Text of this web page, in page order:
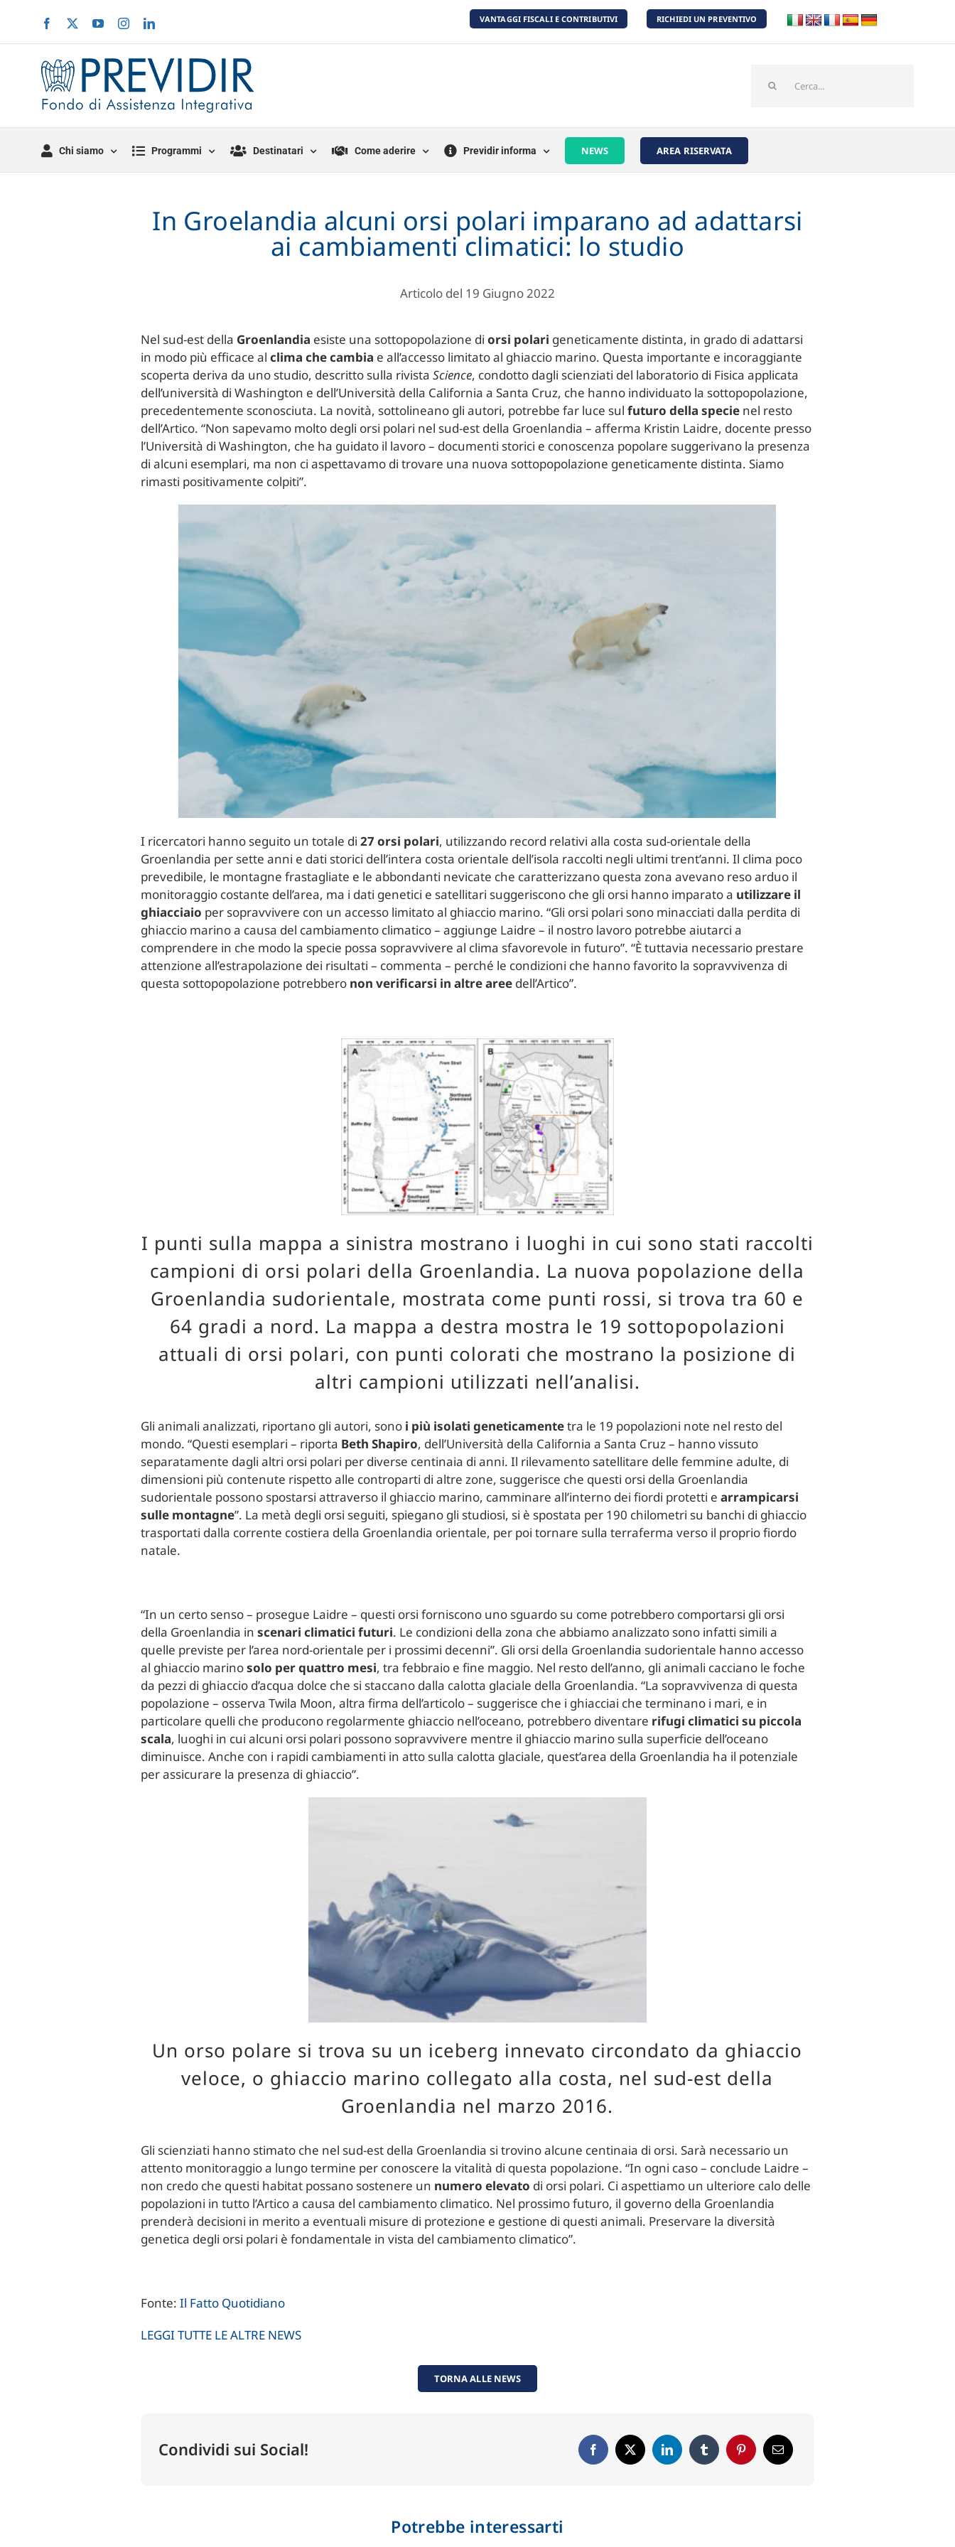
contenuto
Facebook
X YouTubeInstagramLinkedIn VANTAGGI FISCALI E CONTRIBUTIVI RICHIEDI UN PREVENTIVO
per:
Chi siamo Programmi Destinatari Come aderire Previdir informa NEWS AREA RISERVATA
In Groelandia alcuni orsi polari imparano ad adattarsi
ai cambiamenti climatici: lo studio
Articolo del 19 Giugno 2022
Nel sud-est della Groenlandia esiste una sottopopolazione diorsi polari geneticamente distinta, in grado di adattarsi
in modo più efficace alclima che cambia e all’accesso limitato al ghiaccio marino. Questa importante e incoraggiante
scoperta deriva da uno studio, descritto sulla rivistaScience, condotto dagli scienziati del laboratorio di Fisica applicata
dell’università di Washington e dell’Università della California a Santa Cruz, che hanno individuato la sottopopolazione,
precedentemente sconosciuta. La novità, sottolineano gli autori, potrebbe far luce sul futuro della specie nel resto
dell’Artico. “Non sapevamo molto degli orsi polari nel sud-est della Groenlandia – afferma Kristin Laidre, docente presso
l’Università di Washington, che ha guidato il lavoro – documenti storici e conoscenza popolare suggerivano la presenza
di alcuni esemplari, ma non ci aspettavamo di trovare una nuova sottopopolazione geneticamente distinta. Siamo
rimasti positivamente colpiti”.
I ricercatori hanno seguito un totale di27 orsi polari, utilizzando record relativi alla costa sud-orientale della
Groenlandia per sette anni e dati storici dell’intera costa orientale dell’isola raccolti negli ultimi trent’anni. Il clima poco
prevedibile, le montagne frastagliate e le abbondanti nevicate che caratterizzano questa zona avevano reso arduo il
monitoraggio costante dell’area, ma i dati genetici e satellitari suggeriscono che gli orsi hanno imparato a utilizzare il
ghiacciaio per sopravvivere con un accesso limitato al ghiaccio marino. “Gli orsi polari sono minacciati dalla perdita di
ghiaccio marino a causa del cambiamento climatico – aggiunge Laidre – il nostro lavoro potrebbe aiutarci a
comprendere in che modo la specie possa sopravvivere al clima sfavorevole in futuro”. “È tuttavia necessario prestare
attenzione all’estrapolazione dei risultati – commenta – perché le condizioni che hanno favorito la sopravvivenza di
questa sottopopolazione potrebbero non verificarsi in altre aree dell’Artico”.
I punti sulla mappa a sinistra mostrano i luoghi in cui sono stati raccolti
campioni di orsi polari della Groenlandia. La nuova popolazione della
Groenlandia sudorientale, mostrata come punti rossi, si trova tra 60 e
64 gradi a nord. La mappa a destra mostra le 19 sottopopolazioni
attuali di orsi polari, con punti colorati che mostrano la posizione di
altri campioni utilizzati nell’analisi.
Gli animali analizzati, riportano gli autori, sono i più isolati geneticamentetra le 19 popolazioni note nel resto del
mondo. “Questi esemplari – riporta Beth Shapiro, dell’Università della California a Santa Cruz – hanno vissuto
separatamente dagli altri orsi polari per diverse centinaia di anni. Il rilevamento satellitare delle femmine adulte, di
dimensioni più contenute rispetto alle controparti di altre zone, suggerisce che questi orsi della Groenlandia
sudorientale possono spostarsi attraverso il ghiaccio marino, camminare all’interno dei fiordi protetti earrampicarsi
sulle montagne”. La metà degli orsi seguiti, spiegano gli studiosi, si è spostata per 190 chilometri su banchi di ghiaccio
trasportati dalla corrente costiera della Groenlandia orientale, per poi tornare sulla terraferma verso il proprio fiordo
natale.
“In un certo senso – prosegue Laidre – questi orsi forniscono uno sguardo su come potrebbero comportarsi gli orsi
della Groenlandia inscenari climatici futuri. Le condizioni della zona che abbiamo analizzato sono infatti simili a
quelle previste per l’area nord-orientale per i prossimi decenni”. Gli orsi della Groenlandia sudorientale hanno accesso
al ghiaccio marinosolo per quattro mesi, tra febbraio e fine maggio. Nel resto dell’anno, gli animali cacciano le foche
da pezzi di ghiaccio d’acqua dolce che si staccano dalla calotta glaciale della Groenlandia. “La sopravvivenza di questa
popolazione – osserva Twila Moon, altra firma dell’articolo – suggerisce che i ghiacciai che terminano i mari, e in
particolare quelli che producono regolarmente ghiaccio nell’oceano, potrebbero diventare rifugi climatici su piccola
scala, luoghi in cui alcuni orsi polari possono sopravvivere mentre il ghiaccio marino sulla superficie dell’oceano
diminuisce. Anche con i rapidi cambiamenti in atto sulla calotta glaciale, quest’area della Groenlandia ha il potenziale
per assicurare la presenza di ghiaccio”.
Un orso polare si trova su un iceberg innevato circondato da ghiaccio
veloce, o ghiaccio marino collegato alla costa, nel sud-est della
Groenlandia nel marzo 2016.
Gli scienziati hanno stimato che nel sud-est della Groenlandia si trovino alcune centinaia di orsi. Sarà necessario un
attento monitoraggio a lungo termine per conoscere la vitalità di questa popolazione. “In ogni caso – conclude Laidre –
non credo che questi habitat possano sostenere un numero elevato di orsi polari. Ci aspettiamo un ulteriore calo delle
popolazioni in tutto l’Artico a causa del cambiamento climatico. Nel prossimo futuro, il governo della Groenlandia
prenderà decisioni in merito a eventuali misure di protezione e gestione di questi animali. Preservare la diversità
genetica degli orsi polari è fondamentale in vista del cambiamento climatico”.
Fonte:Il Fatto Quotidiano
LEGGI TUTTE LE ALTRE NEWS
TORNA ALLE NEWS
Condividi sui Social!
Potrebbe interessarti